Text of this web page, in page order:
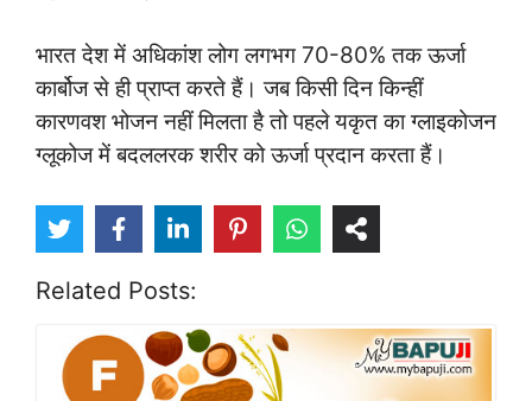
भारत देश में अधिकांश लोग लगभग 70-80% तक ऊर्जा
कार्बोज से ही प्राप्त करते हैं। जब किसी दिन किन्हीं
कारणवश भोजन नहीं मिलता है तो पहले यकृत का ग्लाइकोजन
ग्लूकोज में बदललरक शरीर को ऊर्जा प्रदान करता हैं।
Related Posts: